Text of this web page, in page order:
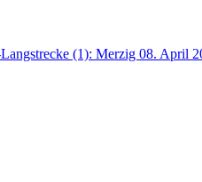
(1): Merzig 08. April